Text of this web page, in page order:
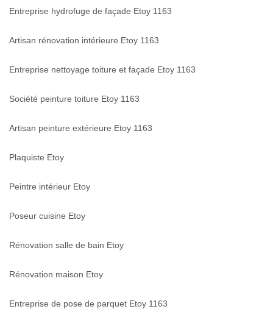
Entreprise hydrofuge de façade Etoy 1163
Artisan rénovation intérieure Etoy 1163
Entreprise nettoyage toiture et façade Etoy 1163
Société peinture toiture Etoy 1163
Artisan peinture extérieure Etoy 1163
Plaquiste Etoy
Peintre intérieur Etoy
Poseur cuisine Etoy
Rénovation salle de bain Etoy
Rénovation maison Etoy
Entreprise de pose de parquet Etoy 1163